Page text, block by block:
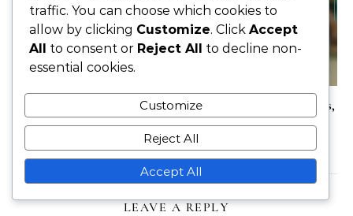
Képernyőfeszültség tünetei: Szemfáradtság, Fejfájás,
Kellemetlenség
05/03/2026
LEAVE A REPLY
traffic. You can choose which cookies to
allow by clicking Customize. Click Accept
All to consent or Reject All to decline non-
essential cookies.
Customize
Reject All
Accept All